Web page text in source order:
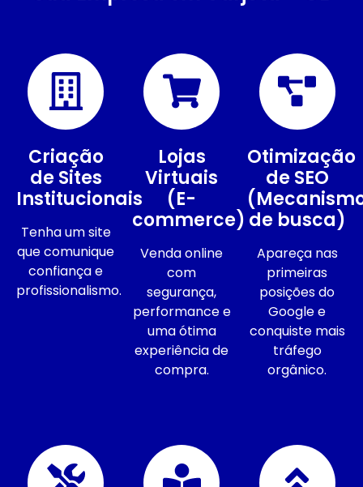
Criação
de Sites
Institucionais
Tenha um site
que comunique
confiança e
profissionalismo.
Lojas
Virtuais
(E-
commerce)
Venda online
com
segurança,
performance e
uma ótima
experiência de
compra.
Otimização
de SEO
de busca)
Apareça nas
primeiras
posições do
Google e
conquiste mais
tráfego
orgânico.